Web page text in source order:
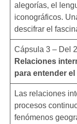
alegorías, el
iconográficos.
descifrar el
Cápsula 3 – Del
Relaciones
para entender
Las relaciones
procesos
fenómenos